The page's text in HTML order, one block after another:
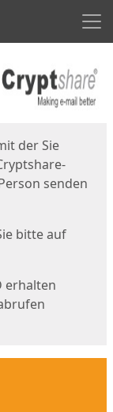
der Sie
senden
bitte auf
erhalten